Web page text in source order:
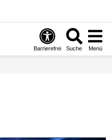
Barrierefrei Suche Menü